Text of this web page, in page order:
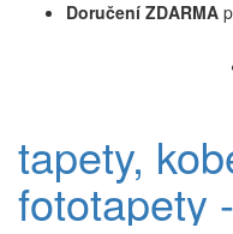
Doručení ZDARMA
tapety,
fototapety